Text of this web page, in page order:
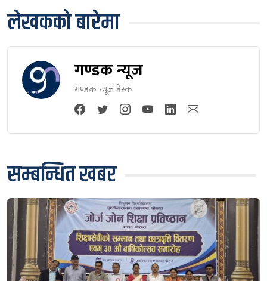
लेखकको बारेमा
गण्डक न्यूज
गण्डक न्यूज डेस्क
सम्बन्धित खबर